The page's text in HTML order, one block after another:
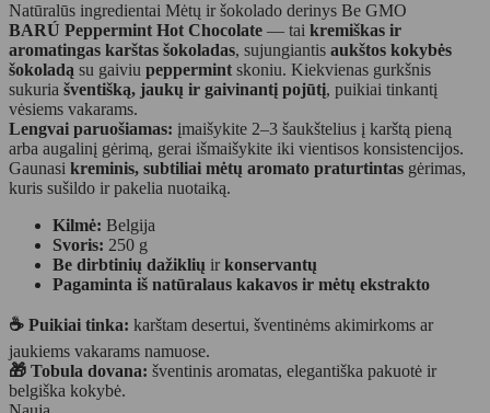
Natūralūs ingredientai Mėtų ir šokolado derinys Be GMO
BARÚ Peppermint Hot Chocolate — tai kremiškas ir
aromatingas karštas šokoladas, sujungiantis aukštos kokybės
šokoladą su gaiviu peppermint skoniu. Kiekvienas gurkšnis
sukuria šventišką, jaukų ir gaivinantį pojūtį, puikiai tinkantį
vėsiems vakarams.
Lengvai paruošiamas: įmaišykite 2–3 šaukštelius į karštą pieną
arba augalinį gėrimą, gerai išmaišykite iki vientisos konsistencijos.
Gaunasi kreminis, subtiliai mėtų aromato praturtintas gėrimas,
kuris sušildo ir pakelia nuotaiką.
Kilmė: Belgija
Svoris: 250 g
Be dirbtinių dažiklių ir konservantų
Pagaminta iš natūralaus kakavos ir mėtų ekstrakto
☕ Puikiai tinka: karštam desertui, šventinėms akimirkoms ar
jaukiems vakarams namuose.
🎁 Tobula dovana: šventinis aromatas, elegantiška pakuotė ir
belgiška kokybė.